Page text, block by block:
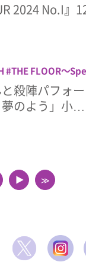
2024 No.I
THE FLOOR〜
BANGERZ
三代
殺陣パフォ
のよう」小…
▲ ≫